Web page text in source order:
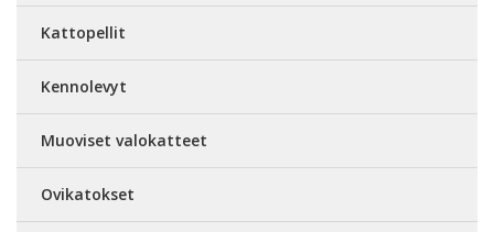
Kattopellit
Kennolevyt
Muoviset valokatteet
Ovikatokset